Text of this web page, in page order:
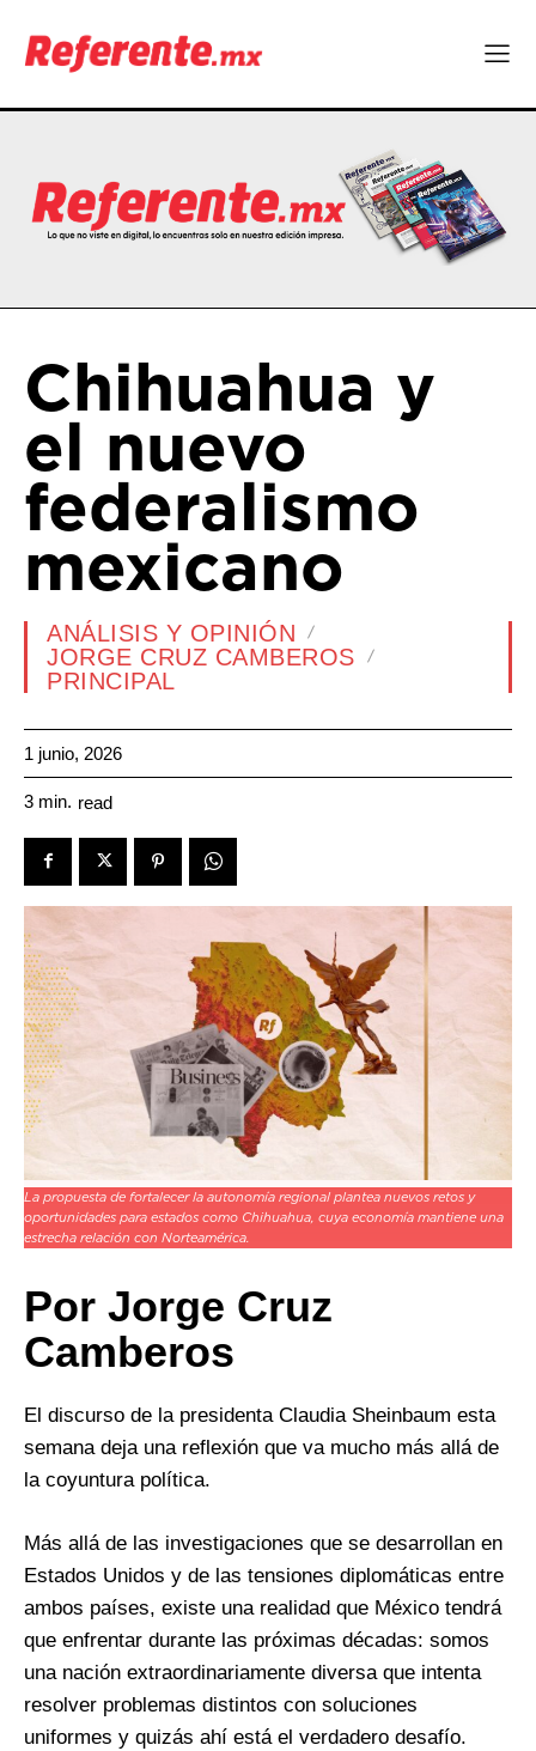
Chihuahua y
el nuevo
federalismo
mexicano
ANÁLISIS Y OPINIÓN
JORGE CRUZ CAMBEROS
PRINCIPAL
1 junio, 2026
3 min. read
La propuesta de fortalecer la autonomía regional plantea nuevos retos y
oportunidades para estados como Chihuahua, cuya economía mantiene una
estrecha relación con Norteamérica.
Por Jorge Cruz
Camberos
El discurso de la presidenta Claudia Sheinbaum esta
semana deja una reflexión que va mucho más allá de
la coyuntura política.
Más allá de las investigaciones que se desarrollan en
Estados Unidos y de las tensiones diplomáticas entre
ambos países, existe una realidad que México tendrá
que enfrentar durante las próximas décadas: somos
una nación extraordinariamente diversa que intenta
resolver problemas distintos con soluciones
uniformes y quizás ahí está el verdadero desafío.